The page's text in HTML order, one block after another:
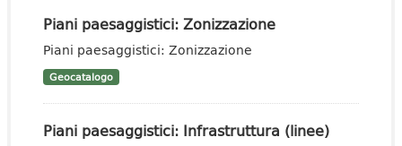
Piani paesaggistici: Zonizzazione
Piani paesaggistici: Zonizzazione
Geocatalogo
Piani paesaggistici: Infrastruttura (linee)